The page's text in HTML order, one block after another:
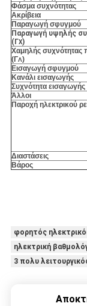
Φάσμα συχνότητας
Ακρίβεια
Παραγωγή σφυγμού
Παραγωγή υψηλής
(ΓΧ)
Χαμηλής συχνότητας
(ΓΛ)
Εισαγωγή σφυγμού
Κανάλι εισαγωγής
Συχνότητα εισαγωγής
Άλλοι
Παροχή ηλεκτρικού
Διαστάσεις
Βάρος
φορητός
ηλεκτρική
3 πολυ